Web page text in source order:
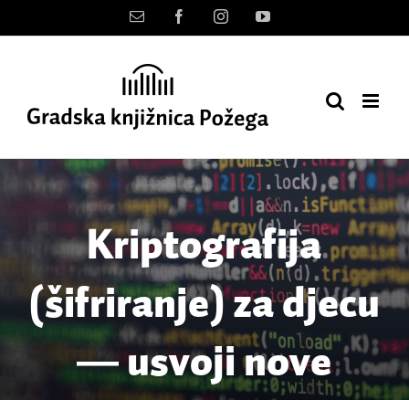
to
Kontakt FacebookInstagramYouTube
Kriptografija
(šifriranje) za djecu
― usvoji nove